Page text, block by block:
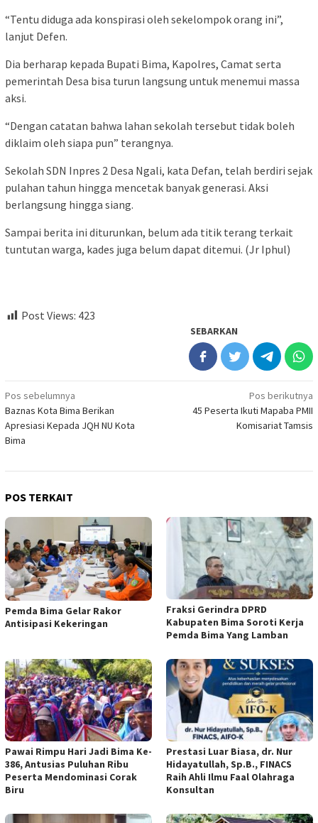
“Tentu diduga ada konspirasi oleh sekelompok orang ini”,
lanjut Defen.
Dia berharap kepada Bupati Bima, Kapolres, Camat serta
pemerintah Desa bisa turun langsung untuk menemui massa
aksi.
“Dengan catatan bahwa lahan sekolah tersebut tidak boleh
diklaim oleh siapa pun” terangnya.
Sekolah SDN Inpres 2 Desa Ngali, kata Defan, telah berdiri sejak
pulahan tahun hingga mencetak banyak generasi. Aksi
berlangsung hingga siang.
Sampai berita ini diturunkan, belum ada titik terang terkait
tuntutan warga, kades juga belum dapat ditemui. (Jr Iphul)
Post Views: 423
SEBARKAN
Navigasi
pos
Pos sebelumnya
Baznas Kota Bima Berikan
Apresiasi Kepada JQH NU Kota
Bima
Pos berikutnya
45 Peserta Ikuti Mapaba PMII
Komisariat Tamsis
POS TERKAIT
Pemda Bima Gelar Rakor
Antisipasi Kekeringan
Fraksi Gerindra DPRD
Kabupaten Bima Soroti Kerja
Pemda Bima Yang Lamban
Pawai Rimpu Hari Jadi Bima Ke-
386, Antusias Puluhan Ribu
Peserta Mendominasi Corak
Biru
Prestasi Luar Biasa, dr. Nur
Hidayatullah, Sp.B., FINACS
Raih Ahli Ilmu Faal Olahraga
Konsultan